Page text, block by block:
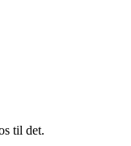
til det.